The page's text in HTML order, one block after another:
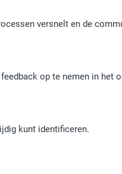
versnelt en de
op te nemen in het
kunt identificeren.